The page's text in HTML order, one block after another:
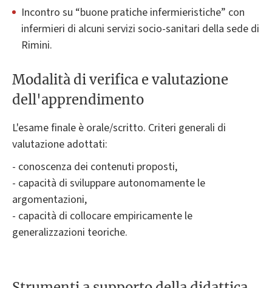
Incontro su “buone pratiche infermieristiche” con
infermieri di alcuni servizi socio-sanitari della sede di
Rimini.
Modalità di verifica e valutazione
dell'apprendimento
L'esame finale è orale/scritto. Criteri generali di
valutazione adottati:
- conoscenza dei contenuti proposti,
- capacità di sviluppare autonomamente le
argomentazioni,
- capacità di collocare empiricamente le
generalizzazioni teoriche.